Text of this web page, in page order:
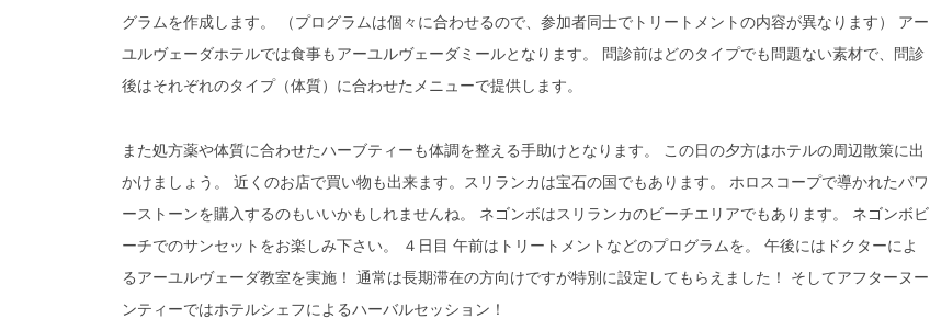
グラムを作成します。 （プログラムは個々に合わせるので、参加者同士でトリートメントの内容が異なります） アー
ユルヴェーダホテルでは食事もアーユルヴェーダミールとなります。 問診前はどのタイプでも問題ない素材で、問診
後はそれぞれのタイプ（体質）に合わせたメニューで提供します。
また処方薬や体質に合わせたハーブティーも体調を整える手助けとなります。 この日の夕方はホテルの周辺散策に出
かけましょう。 近くのお店で買い物も出来ます。スリランカは宝石の国でもあります。 ホロスコープで導かれたパワ
ーストーンを購入するのもいいかもしれませんね。 ネゴンボはスリランカのビーチエリアでもあります。 ネゴンボビ
ーチでのサンセットをお楽しみ下さい。 ４日目 午前はトリートメントなどのプログラムを。 午後にはドクターによ
るアーユルヴェーダ教室を実施！ 通常は長期滞在の方向けですが特別に設定してもらえました！ そしてアフターヌー
ンティーではホテルシェフによるハーバルセッション！